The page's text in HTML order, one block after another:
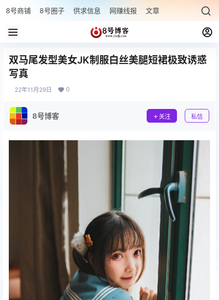
8号商铺 8号圈子 供求信息 网赚线报 文章专题 最新文章
双马尾发型美女JK制服白丝美腿短裙极致诱惑
写真
22年11月29日 0
8号博客 关注 私信